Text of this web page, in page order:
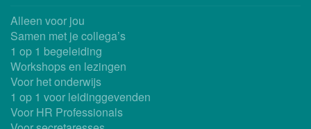
Alleen voor jou
Samen met je collega’s
1 op 1 begeleiding
Workshops en lezingen
Voor het onderwijs
1 op 1 voor leidinggevenden
Voor HR Professionals